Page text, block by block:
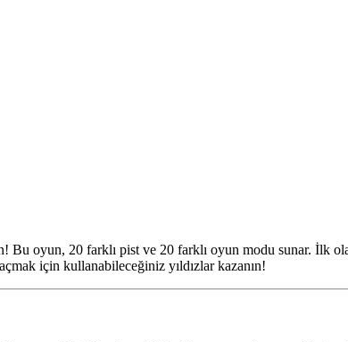
Bu oyun, 20 farklı pist ve 20 farklı oyun modu sunar. İlk
için kullanabileceğiniz yıldızlar kazanın!